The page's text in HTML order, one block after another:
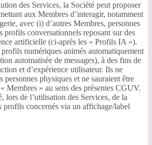
des Services, la Société peut proposer
aux Membres d’interagir, notamment
avec (i) d’autres Membres, personnes
profils conversationnels reposant sur des
artificielle (ci-après les « Profils IA »).
numériques animés automatiquement
automatisée de messages), à des fins de
et d’expérience utilisateur. Ils ne
personnes physiques et ne sauraient être
Membres » au sens des présentes CGUV.
lors de l’utilisation des Services, de la
concernés via un affichage/label